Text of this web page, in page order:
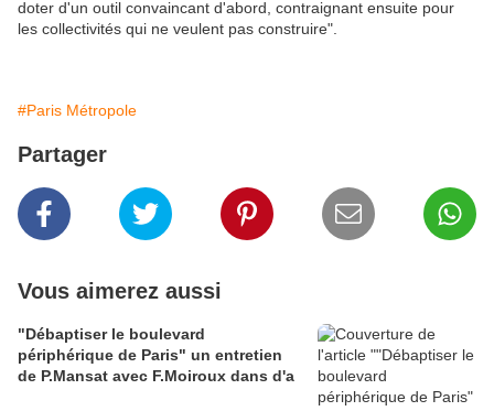
doter d'un outil convaincant d'abord, contraignant ensuite pour
les collectivités qui ne veulent pas construire".
#Paris Métropole
Partager
Vous aimerez aussi
"Débaptiser le boulevard
périphérique de Paris" un entretien
de P.Mansat avec F.Moiroux dans d'a